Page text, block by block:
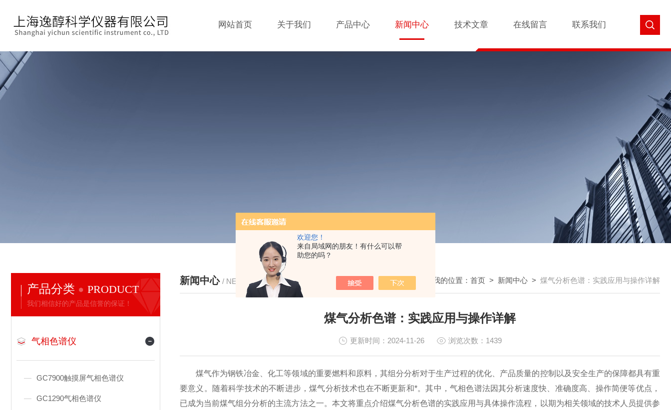
欢迎您！
来自局域网的朋友！有什么可以帮
助您的吗？
网站首页 关于我们 产品中心 新闻中心 技术文章 在线留言 联系我们
产品分类 PRODUCT
我们相信好的产品是信誉的保证！
气相色谱仪
GC7900触摸屏气相色谱仪
GC1290气相色谱仪
新闻中心 / NEWS 我的位置： 首页 > 新闻中心 > 煤气分析色谱：实践应用与操作详解
煤气分析色谱：实践应用与操作详解
更新时间：2024-11-26 浏览次数：1439
煤气作为钢铁冶金、化工等领域的重要燃料和原料，其组分分析对于生产过程的优化、产品质量的控制以及安全生产的保障都具有重
要意义。随着科学技术的不断进步，煤气分析技术也在不断更新和*。其中，气相色谱法因其分析速度快、准确度高、操作简便等优点，
已成为当前煤气组分分析的主流方法之一。本文将重点介绍煤气分析色谱的实践应用与具体操作流程，以期为相关领域的技术人员提供参